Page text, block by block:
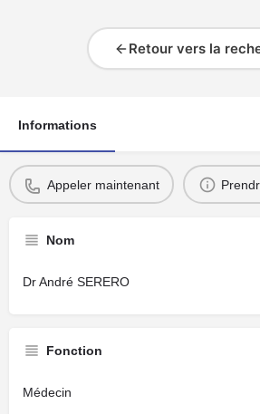
Retour vers la
Informations
Appeler maintenant
Nom
Dr André SERERO
Fonction
Médecin